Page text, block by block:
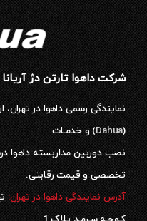
شرکت داهوا تارتن دژ آریانا
نمایندگی رسمی داهوا در تهران،
(
Dahua) و خدمـات
نصب دوربین مداربسته داهوا
تخصصی و قیمت رقابتی.
آدرس نمایندگی داهوا در تهران: